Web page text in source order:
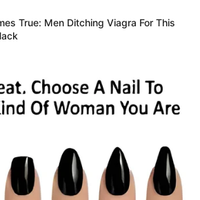
True: Men Ditching Viagra For This